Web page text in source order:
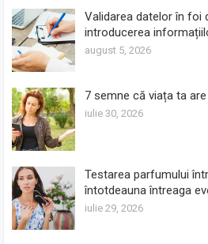
Validarea datelor în foi
introducerea
august 5, 2026
7 semne că viața ta
iulie 30, 2026
Testarea parfumului
întotdeauna întreaga
iulie 29, 2026